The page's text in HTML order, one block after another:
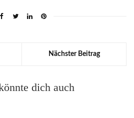
Nächster Beitrag
dich auch